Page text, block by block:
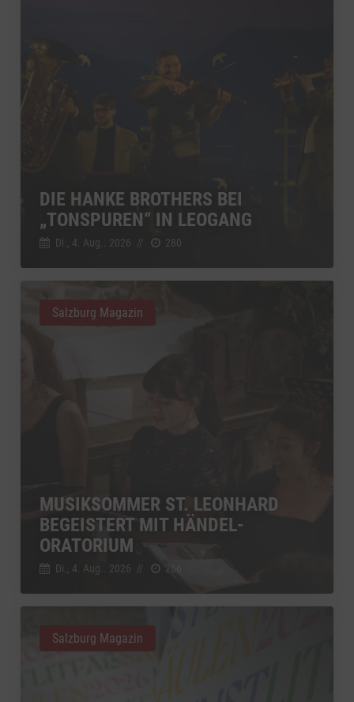
DIE HANKE BROTHERS BEI
„TONSPUREN“ IN LEOGANG
Di., 4. Aug.. 2026 // 280
MUSIKSOMMER ST. LEONHARD
BEGEISTERT MIT HÄNDEL-
ORATORIUM
Di., 4. Aug.. 2026 // 266
Salzburg Magazin
Salzburg Magazin